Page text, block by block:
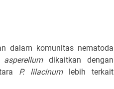
dalam komunitas nematoda
asperellumdikaitkan dengan
P. lilacinumlebih terkait